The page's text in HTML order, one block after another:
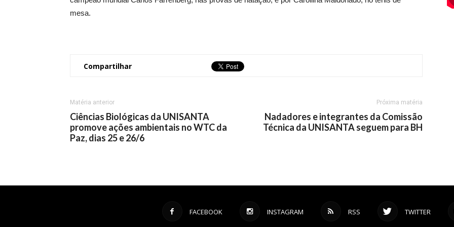
mesa.
Compartilhar
Matéria anterior
Ciências Biológicas da UNISANTA
promove ações ambientais no WTC da
Paz, dias 25 e 26/6
Próxima matéria
Nadadores e integrantes da Comissão
Técnica da UNISANTA seguem para BH
FACEBOOK INSTAGRAM RSS TWITTER